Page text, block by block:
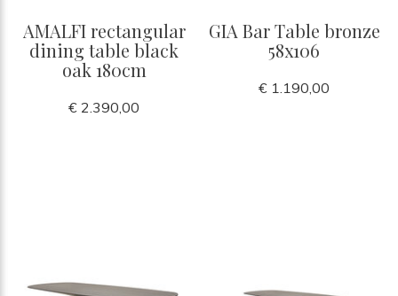
AMALFI rectangular
dining table black
oak 180cm
€ 2.390,00
GIA Bar Table bronze
58x106
€ 1.190,00